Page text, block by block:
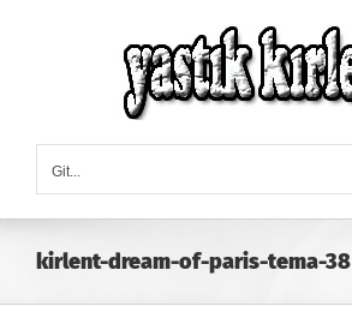
Git...
kirlent-dream-of-paris-tema-38